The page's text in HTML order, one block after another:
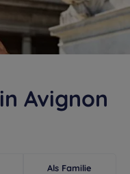
Avignon
Als Familie